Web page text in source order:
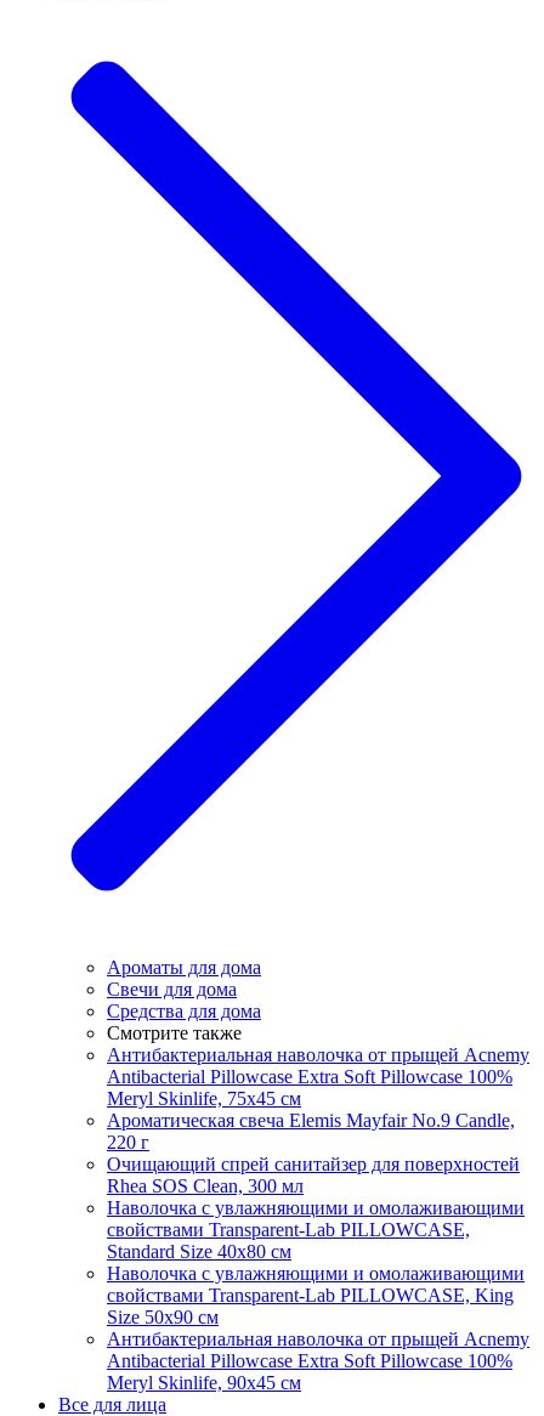
Ароматы для дома
Свечи для дома
Средства для дома
Смотрите также
Антибактериальная наволочка от прыщей Acnemy
Antibacterial Pillowcase Extra Soft Pillowcase 100%
Meryl Skinlife, 75х45 см
Ароматическая свеча Elemis Mayfair No.9 Candle,
220 г
Очищающий спрей санитайзер для поверхностей
Rhea SOS Clean, 300 мл
Наволочка с увлажняющими и омолаживающими
свойствами Transparent-Lab PILLOWCASE,
Standard Size 40x80 см
Наволочка с увлажняющими и омолаживающими
свойствами Transparent-Lab PILLOWCASE, King
Size 50x90 см
Антибактериальная наволочка от прыщей Acnemy
Antibacterial Pillowcase Extra Soft Pillowcase 100%
Meryl Skinlife, 90х45 см
Все для лица